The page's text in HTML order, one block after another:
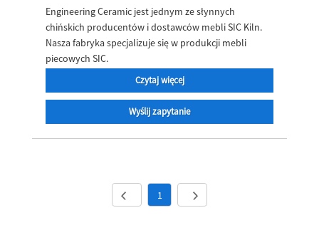
Engineering Ceramic jest jednym ze słynnych
chińskich producentów i dostawców mebli SIC Kiln.
Nasza fabryka specjalizuje się w produkcji mebli
piecowych SIC.
Czytaj więcej
Wyślij zapytanie
1